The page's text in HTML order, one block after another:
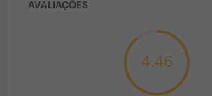
AVALIAÇÕES
4.46